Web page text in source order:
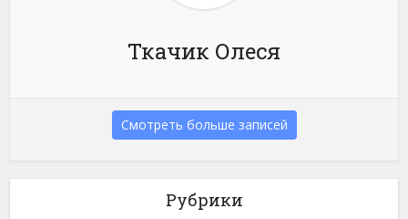
Ткачик Олеся
Смотреть больше записей
Рубрики